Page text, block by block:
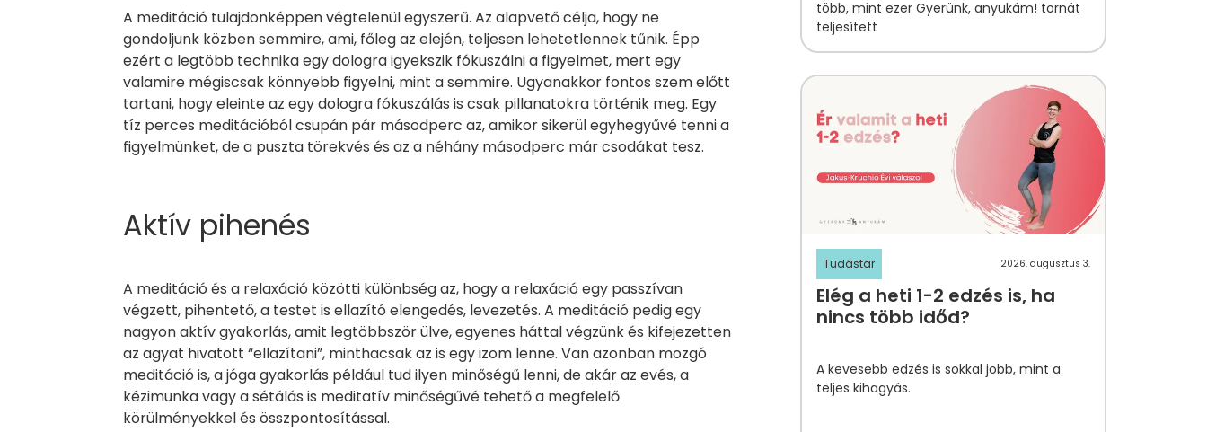
A meditáció tulajdonképpen végtelenül egyszerű. Az alapvető célja, hogy ne
gondoljunk közben semmire, ami, főleg az elején, teljesen lehetetlennek tűnik. Épp
ezért a legtöbb technika egy dologra igyekszik fókuszálni a figyelmet, mert egy
valamire mégiscsak könnyebb figyelni, mint a semmire. Ugyanakkor fontos szem előtt
tartani, hogy eleinte az egy dologra fókuszálás is csak pillanatokra történik meg. Egy
tíz perces meditációból csupán pár másodperc az, amikor sikerül egyhegyűvé tenni a
figyelmünket, de a puszta törekvés és az a néhány másodperc már csodákat tesz.
Aktív pihenés
A meditáció és a relaxáció közötti különbség az, hogy a relaxáció egy passzívan
végzett, pihentető, a testet is ellazító elengedés, levezetés. A meditáció pedig egy
nagyon aktív gyakorlás, amit legtöbbször ülve, egyenes háttal végzünk és kifejezetten
az agyat hivatott “ellazítani”, minthacsak az is egy izom lenne. Van azonban mozgó
meditáció is, a jóga gyakorlás például tud ilyen minőségű lenni, de akár az evés, a
kézimunka vagy a sétálás is meditatív minőségűvé tehető a megfelelő
körülményekkel és összpontosítással.
több, mint ezer Gyerünk, anyukám! tornát
teljesített
Tudástár 2026. augusztus 3.
Elég a heti 1-2 edzés is, ha
nincs több időd?
A kevesebb edzés is sokkal jobb, mint a
teljes kihagyás.